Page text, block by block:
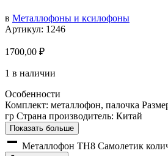
в Металлофоны и ксилофоны
Артикул: 1246
1700,00 ₽
1 в наличии
Особенности
Комплект: металлофон, палочка
гр Страна производитель: Китай
Показать больше
Металлофон TH8 Самолетик